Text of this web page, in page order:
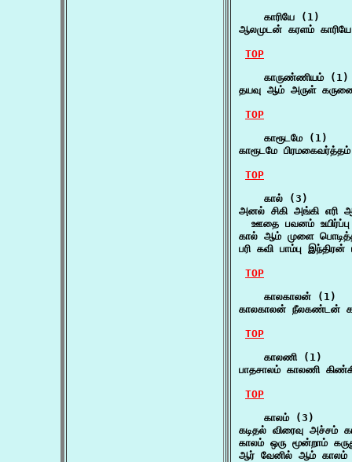
    காரியே (1)
ஆலமுடன் கரளம்
TOP
    காருண்ணியம் (1)
தயவு ஆம் அருள்
TOP
    காரூடமே (1)
காரூடமே
TOP
    கால் (3)
அனல் சிகி அங்கி எரி
ஊதை பவனம்
கால் ஆம் முளை
பரி கவி பாம்பு
TOP
    காலகாலன் (1)
காலகாலன் நீலகண்டன்
TOP
    காலணி (1)
பாதசாலம் காலணி
TOP
    காலம் (3)
கடிதல் விரைவு அச்சம்
காலம் ஒரு மூன்றாம்
ஆர் வேனில் ஆம்